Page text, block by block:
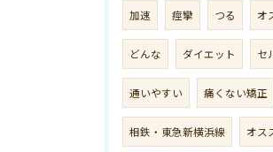
加速 痙攣 つる オ
どんな ダイエット セ
通いやすい 痛くない矯正
相鉄・東急新横浜線 オス